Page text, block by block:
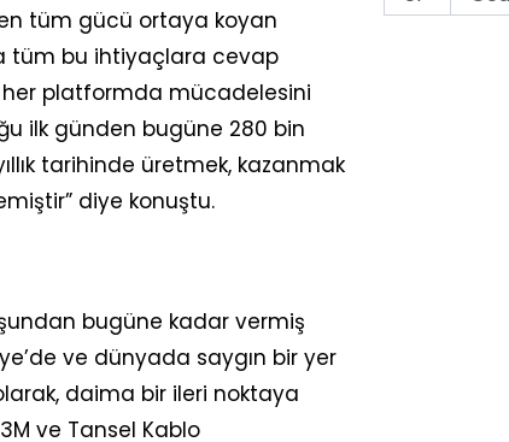
tüm gücü ortaya koyan
tüm bu ihtiyaçlara cevap
her platformda mücadelesini
ilk günden bugüne 280 bin
tarihinde üretmek, kazanmak
diye konuştu.
bugüne kadar vermiş
ve dünyada saygın bir yer
daima bir ileri noktaya
ve Tansel Kablo